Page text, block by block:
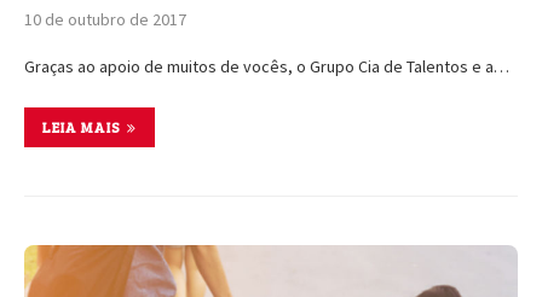
10 de outubro de 2017
Graças ao apoio de muitos de vocês, o Grupo Cia de Talentos e a…
LEIA MAIS